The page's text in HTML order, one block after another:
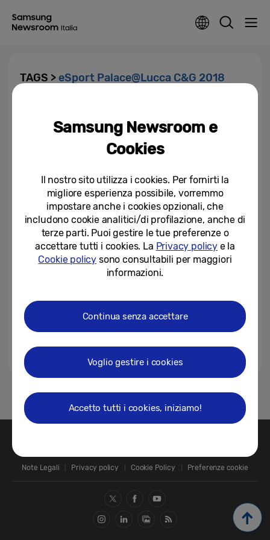
TAGS > eSport Palace@Lucca C&G 2018
Comics&Games 2018
Note Legali
Privacy policy Cookie Policy Preferenze cookie
Samsung Newsroom e
Cookies
Il nostro sito utilizza i cookies. Per fornirti la
migliore esperienza possibile, vorremmo
impostare anche i cookies opzionali, che
includono cookie analitici/di profilazione, anche di
terze parti. Puoi gestire le tue preferenze o
accettare tutti i cookies. La Privacy policye la
Cookie policy sono consultabili per maggiori
informazioni.
Continua senza accettare
Voglio gestire i cookies
Accetto tutti i cookies, iniziamo!